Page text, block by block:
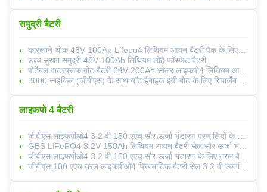
समुद्री बैटरी
कारखाने थोक 48V 100Ah Lifepo4 लिथियम आयन बैटरी पैक के लिए जहाज प्रीमियम नाव बैटरी पैक
उच्च सुरक्षा समुद्री 48V 100Ah लिथियम लोहे फॉस्फेट बैटरी
पोर्टेबल वाटरप्रूफ बोट बैटरी 64V 200Ah सोलर लाइफपो4 लिथियम आयन मरीन बैटरी GBS GBS-FP060200EC
3000 साइकिल (जीबीएस) के साथ यॉट ईबाइक ईवी बोट के लिए रिचार्जेबल 64V लिक्विड बैटरी 200Ah LiFePO4
लाइफपो 4 बैटरी
जीबीएस लाइफपीओ4 3.2 वी 150 एएच सौर ऊर्जा भंडारण प्रणालियों के लिए प्रिज्माटिक बैटरी सेल 5000 चक्र -20 ~ 65C
GBS LiFePO4 3.2V 150Ah लिथियम आयन बैटरी सेल सौर ऊर्जा भंडारण प्रणाली मॉडल GBS-LFP150Ah-L4 5000 साइकिल
जीबीएस लाइफपीओ4 3.2 वी 150 एएच सौर ऊर्जा भंडारण के लिए तरल बैटरी सेल 5000 चक्र प्रिज्माटिक डिजाइन ऑपरेटिंग तापमान -20 ~ 65
जीबीएस 100 एएच तरल लाइफपीओ4 प्रिज्माटिक बैटरी सेल 3.2 वी ऊर्जा भंडारण बैटरी 5000 चक्र और -20 ~ 65C ऑपरेटिंग टेम्प के साथ